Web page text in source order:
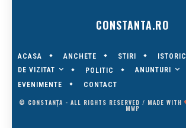
CONSTANTA.RO
ACASA ANCHETE STIRI
ISTORIC
DE VIZITAT
POLITIC
ANUNTURI
EVENIMENTE
CONTACT
© CONSTANȚA - ALL RIGHTS RESERVED / MADE WITH
MWP